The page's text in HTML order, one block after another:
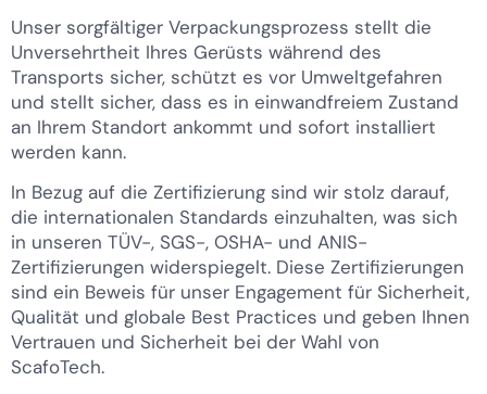
Unser sorgfältiger Verpackungsprozess stellt die
Unversehrtheit Ihres Gerüsts während des
Transports sicher, schützt es vor Umweltgefahren
und stellt sicher, dass es in einwandfreiem Zustand
an Ihrem Standort ankommt und sofort installiert
werden kann.
In Bezug auf die Zertifizierung sind wir stolz darauf,
die internationalen Standards einzuhalten, was sich
in unseren TÜV-, SGS-, OSHA- und ANIS-
Zertifizierungen widerspiegelt. Diese Zertifizierungen
sind ein Beweis für unser Engagement für Sicherheit,
Qualität und globale Best Practices und geben Ihnen
Vertrauen und Sicherheit bei der Wahl von
ScafoTech.